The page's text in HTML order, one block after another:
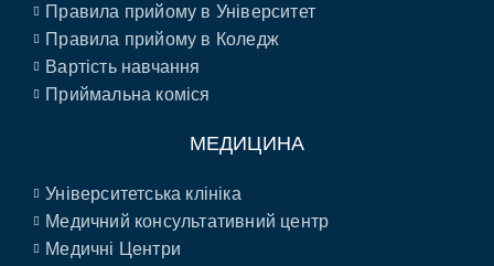
Правила прийому в Університет
Правила прийому в Коледж
Вартість навчання
Приймальна коміся
МЕДИЦИНА
Університетська клініка
Медичний консультативний центр
Медичні Центри